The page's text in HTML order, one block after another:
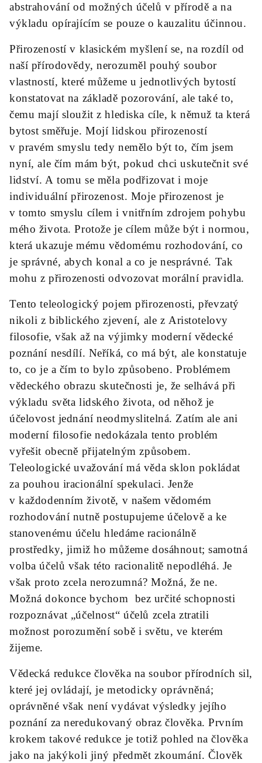
abstrahování od možných účelů v přírodě a na
výkladu opírajícím se pouze o kauzalitu účinnou.
Přirozeností v klasickém myšlení se, na rozdíl od
naší přírodovědy, nerozuměl pouhý soubor
vlastností, které můžeme u jednotlivých bytostí
konstatovat na základě pozorování, ale také to,
čemu mají sloužit z hlediska cíle, k němuž ta která
bytost směřuje. Mojí lidskou přirozeností
v pravém smyslu tedy nemělo být to, čím jsem
nyní, ale čím mám být, pokud chci uskutečnit své
lidství. A tomu se měla podřizovat i moje
individuální přirozenost. Moje přirozenost je
v tomto smyslu cílem i vnitřním zdrojem pohybu
mého života. Protože je cílem může být i normou,
která ukazuje mému vědomému rozhodování, co
je správné, abych konal a co je nesprávné. Tak
mohu z přirozenosti odvozovat morální pravidla.
Tento teleologický pojem přirozenosti, převzatý
nikoli z biblického zjevení, ale z Aristotelovy
filosofie, však až na výjimky moderní vědecké
poznání nesdílí. Neříká, co má být, ale konstatuje
to, co je a čím to bylo způsobeno. Problémem
vědeckého obrazu skutečnosti je, že selhává při
výkladu světa lidského života, od něhož je
účelovost jednání neodmyslitelná. Zatím ale ani
moderní filosofie nedokázala tento problém
vyřešit obecně přijatelným způsobem.
Teleologické uvažování má věda sklon pokládat
za pouhou iracionální spekulaci. Jenže
v každodenním životě, v našem vědomém
rozhodování nutně postupujeme účelově a ke
stanovenému účelu hledáme racionálně
prostředky, jimiž ho můžeme dosáhnout; samotná
volba účelů však této racionalitě nepodléhá. Je
však proto zcela nerozumná? Možná, že ne.
Možná dokonce bychom bez určité schopnosti
rozpoznávat „účelnost“ účelů zcela ztratili
možnost porozumění sobě i světu, ve kterém
žijeme.
Vědecká redukce člověka na soubor přírodních sil,
které jej ovládají, je metodicky oprávněná;
oprávněné však není vydávat výsledky jejího
poznání za neredukovaný obraz člověka. Prvním
krokem takové redukce je totiž pohled na člověka
jako na jakýkoli jiný předmět zkoumání. Člověk